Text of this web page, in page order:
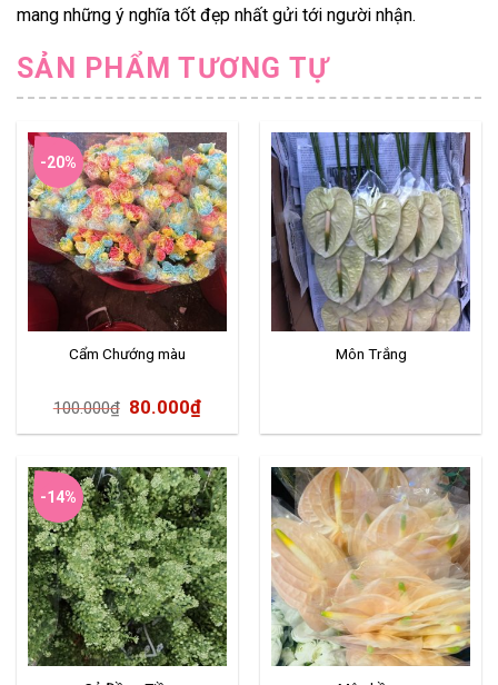
mang những ý nghĩa tốt đẹp nhất gửi tới người nhận.
SẢN PHẨM TƯƠNG TỰ
-20%
Cẩm Chướng màu
100.000₫ 80.000₫
Môn Trắng
-14%